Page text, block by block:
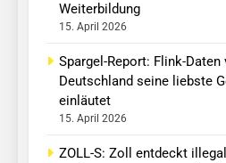
Weiterbildung
15. April 2026
Spargel-Report: Flink-Daten
Deutschland seine liebste
einläutet
15. April 2026
ZOLL-S: Zoll entdeckt